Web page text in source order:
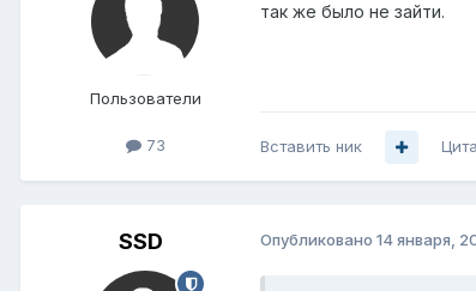
Пользователи
73
так же было не зайти.
Вставить ник
SSD Опубликовано 14 января,